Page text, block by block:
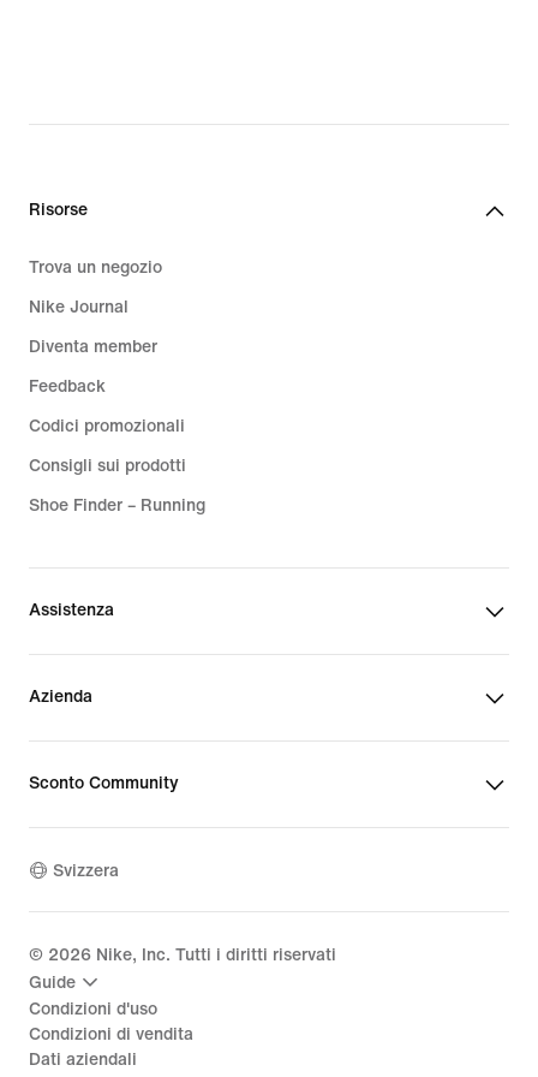
CHF
CHF
Risorse
Trova un negozio
Nike Journal
Diventa member
Feedback
Codici promozionali
Consigli sui prodotti
Shoe Finder – Running
Assistenza
Azienda
Sconto Community
Svizzera
© 2026 Nike, Inc. Tutti i diritti riservati
Guide
Condizioni d'uso
Condizioni di vendita
Dati aziendali